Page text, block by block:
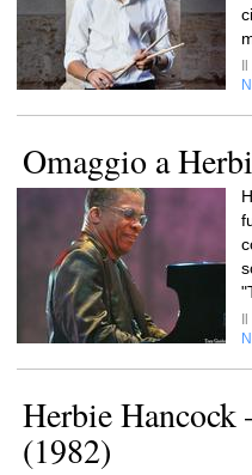
Omaggio a
Herbie
(1982)